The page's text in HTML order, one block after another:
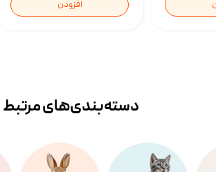
افزودن
دسته‌بندی‌‌های مرتبط